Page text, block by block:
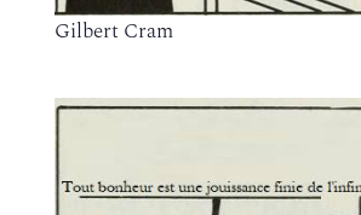
Gilbert Cram